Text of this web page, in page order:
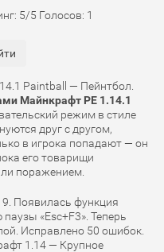
5/5 Голосов: 1
Paintball — Пейнтбол.
Майнкрафт PE 1.14.1
режим в стиле
друг с другом,
в игрока попадают — он
его товарищи
поражением.
Появилась функция
«Esc+F3». Теперь
Исправлено 50 ошибок.
1.14 — Крупное